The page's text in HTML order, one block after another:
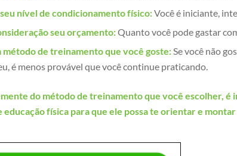
nível de condicionamento físico:Você é iniciante,
seu orçamento:Quanto você pode gastar
método de treinamento que você goste:Se você não
é menos provável que você continue praticando.
do método de treinamento que você escolher, é
educação física para que ele possa te orientar e